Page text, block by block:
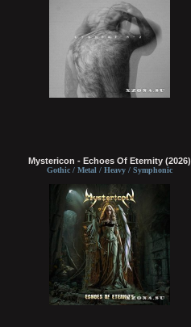
Mystericon - Echoes Of Eternity (2026)
Gothic / Metal / Heavy / Symphonic